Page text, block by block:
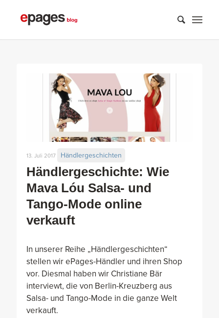
Händlergeschichte: Wie
Mava Lóu Salsa- und
Tango-Mode online
verkauft
13. Juli 2017 Händlergeschichten
In unserer Reihe „Händlergeschichten“
stellen wir ePages-Händler und ihren Shop
vor. Diesmal haben wir Christiane Bär
interviewt, die von Berlin-Kreuzberg aus
Salsa- und Tango-Mode in die ganze Welt
verkauft.